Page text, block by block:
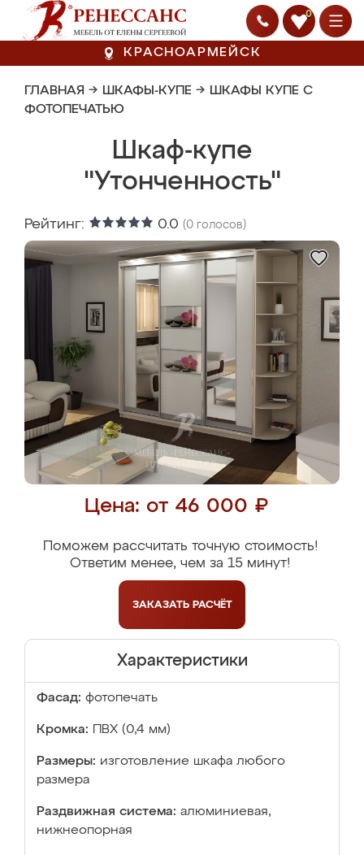
0
КРАСНОАРМЕЙСК
ГЛАВНАЯ → ШКАФЫ-КУПЕ → ШКАФЫ КУПЕ С
ФОТОПЕЧАТЬЮ
Шкаф-купе
"Утонченность"
Рейтинг: 0.0 (0 голосов)
Цена: от 46 000 ₽
Поможем рассчитать точную стоимость!
Ответим менее, чем за 15 минут!
ЗАКАЗАТЬ РАСЧЁТ
Характеристики
Фасад: фотопечать
Кромка: ПВХ (0,4 мм)
Размеры: изготовление шкафа любого
размера
Раздвижная система: алюминиевая,
нижнеопорная